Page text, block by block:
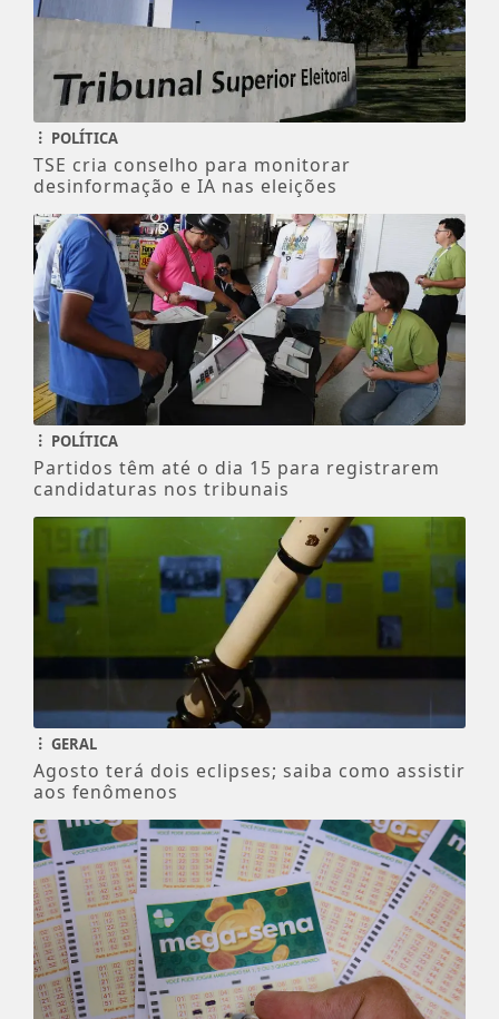
POLÍTICA
TSE cria conselho para monitorar
desinformação e IA nas eleições
POLÍTICA
Partidos têm até o dia 15 para registrarem
candidaturas nos tribunais
GERAL
Agosto terá dois eclipses; saiba como assistir
aos fenômenos